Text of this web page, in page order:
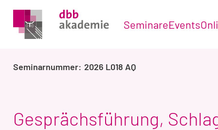
SeminareEvents
2026 L018 AQ
Gesprächsführung,